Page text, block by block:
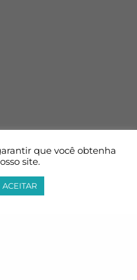
que você obtenha
site.
ACEITAR